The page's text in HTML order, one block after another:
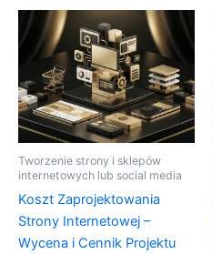
Tworzenie strony i sklepów
internetowych lub social media
Koszt Zaprojektowania
Strony Internetowej –
Wycena i Cennik Projektu